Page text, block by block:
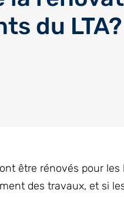
du LTA?
être rénovés pour les
des travaux, et si